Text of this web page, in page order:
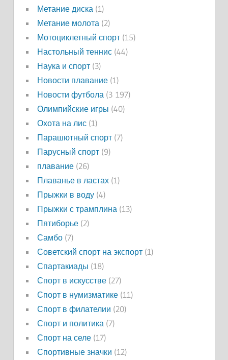
Метание диска (1)
Метание молота (2)
Мотоциклетный спорт(15)
Настольный теннис(44)
Наука и спорт(3)
Новости плавание(1)
Новости футбола (3 197)
Олимпийские игры (40)
Охота на лис(1)
Парашютный спорт(7)
Парусный спорт(9)
плавание(26)
Плаванье в ластах(1)
Прыжки в воду(4)
Прыжки с трамплина (13)
Пятиборье(2)
Самбо(7)
Советский спорт на экспорт(1)
Спартакиады (18)
Спорт в искусстве(27)
Спорт в нумизматике(11)
Спорт в филателии (20)
Спорт и политика (7)
Спорт на селе(17)
Спортивные значки (12)